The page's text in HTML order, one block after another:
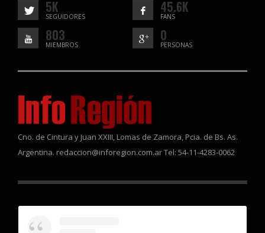
5K
SEGUIDORES
45.6K
FANS
803
MIEMBROS
0
PERSONAS
Cno. de Cintura y Juan XXIII, Lomas de Zamora, Pcia. de Bs. As.
Argentina. redaccion@inforegion.com.ar Tel: 54-11-4283-0062